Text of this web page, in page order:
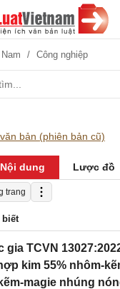
Công nghiệp
bản (phiên bản cũ)
Nội dung Lược đồ
trang
biết
gia TCVN
kim 55% nhôm-
magie nhúng